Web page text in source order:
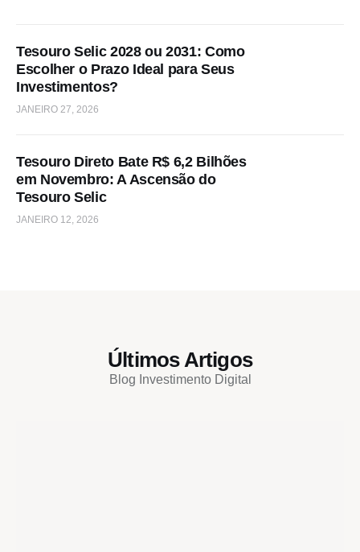
Tesouro Selic 2028 ou 2031: Como
Escolher o Prazo Ideal para Seus
Investimentos?
JANEIRO 27, 2026
Tesouro Direto Bate R$ 6,2 Bilhões
em Novembro: A Ascensão do
Tesouro Selic
JANEIRO 12, 2026
Últimos Artigos
Blog Investimento Digital